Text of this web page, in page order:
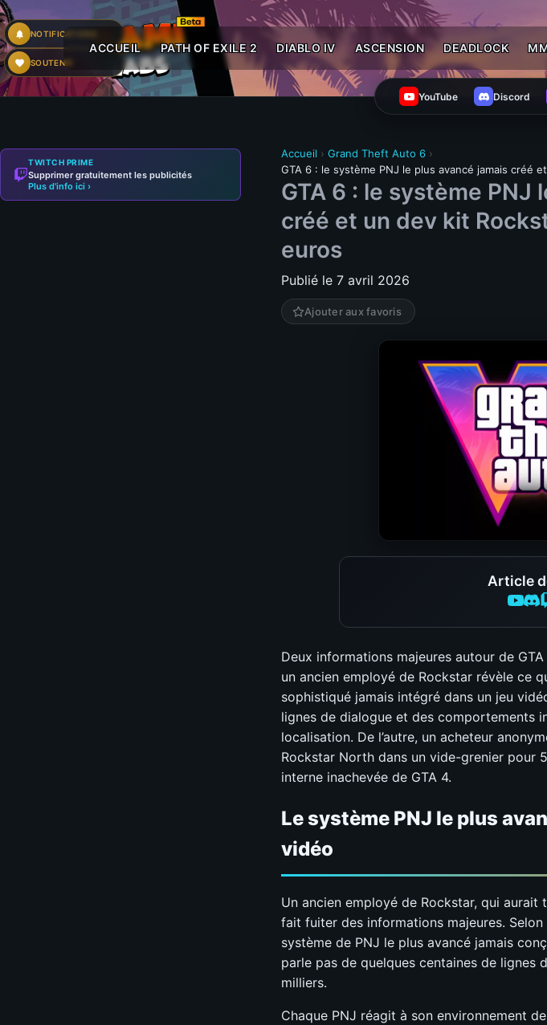
NOTIFICATIONS
SOUTENIR
ACCUEIL PATH OF EXILE 2 DIABLO IV ASCENSION DEADLOCK
YouTube Discord
Accueil › Grand Theft Auto 6 ›
GTA 6 : le système PNJ le plus avancé jamais créé
GTA 6 : le système PNJ
créé et un dev kit
euros
Publié le 7 avril 2026
Ajouter aux favoris
Article
Deux informations majeures autour de
un ancien employé de Rockstar révèle ce
sophistiqué jamais intégré dans un jeu
lignes de dialogue et des comportements
localisation. De l’autre, un acheteur
Rockstar North dans un vide-grenier pour
interne inachevée de GTA 4.
Le système PNJ le plus
vidéo
Un ancien employé de Rockstar, qui aurait
fait fuiter des informations majeures.
système de PNJ le plus avancé jamais
parle pas de quelques centaines de lignes
milliers.
Chaque PNJ réagit à son environnement
TWITCH PRIME
Supprimer gratuitement les publicités
Plus d'info ici ›